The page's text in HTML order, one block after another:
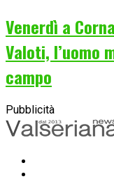
Venerdì a
Valoti, l’uomo
campo
Pubblicità